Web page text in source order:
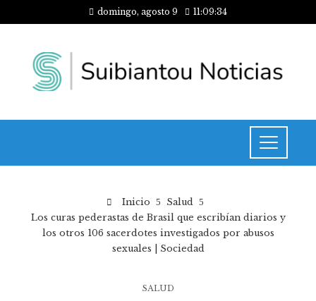
domingo, agosto 9 11:09:34
Inicio
Salud
Los curas pederastas de Brasil que escribían diarios y
los otros 106 sacerdotes investigados por abusos
sexuales | Sociedad
SALUD